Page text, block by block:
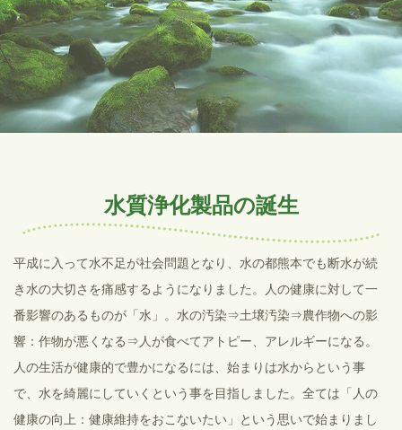
水質浄化製品の誕生
平成に入って水不足が社会問題となり、水の都熊本でも断水が続
き水の大切さを痛感するようになりました。人の健康に対して一
番影響のあるものが「水」。水の汚染⇒土壌汚染⇒農作物への影
響：作物が悪くなる⇒人が食べてアトピー、アレルギーになる。
人の生活が健康的で豊かになるには、始まりは水からという事
で、水を綺麗にしていくという事を目指しました。全ては「人の
健康の向上：健康維持をおこないたい」という思いで始まりまし